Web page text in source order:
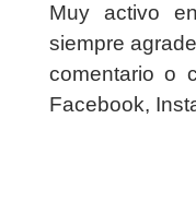
Muy activo
siempre
comentario o
Facebook,